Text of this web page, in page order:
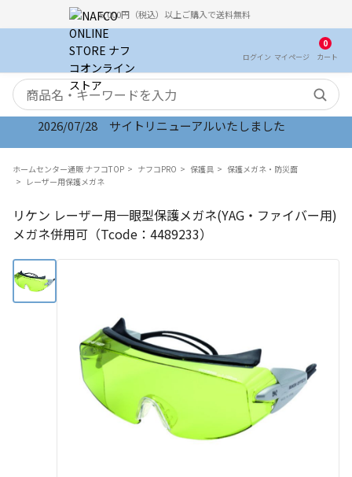
5,000円（税込）以上ご購入で送料無料
ログイン マイ ページ
0
カート
検索キーワード
2026/07/28 サイトリニューアルいたしました
ホームセンター通販 ナフコTOP ナフコPRO 保護具
保護メガネ・防災面
レーザー用保護メガネ
リケン レーザー用一眼型保護メガネ(YAG・ファイバー用)
メガネ併用可（Tcode：4489233）